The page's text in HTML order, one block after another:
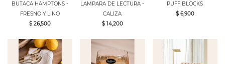
BUTACA HAMPTONS -
FRESNO Y LINO
$ 26,500
LAMPARA DE LECTURA -
CALIZA
$ 14,200
PUFF BLOCKS
$ 6,900